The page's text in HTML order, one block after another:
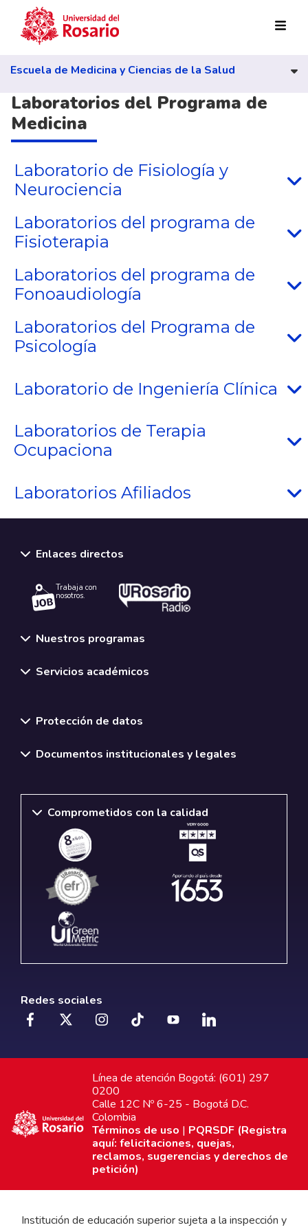
Pasar al contenido principal
Escuela de Medicina y Ciencias de la Salud
Laboratorios del Programa de
Medicina
Laboratorio de Fisiología y
Neurociencia
Laboratorios del programa de
Fisioterapia
Laboratorios del programa de
Fonoaudiología
Laboratorios del Programa de
Psicología
Laboratorio de Ingeniería Clínica
Laboratorios de Terapia
Ocupaciona
Laboratorios Afiliados
Enlaces directos
Trabaja con
nosotros.
Nuestros programas
Servicios académicos
Protección de datos
Documentos institucionales y legales
Comprometidos con la calidad
Redes sociales
Línea de atención Bogotá: (601) 297
0200
Calle 12C Nº 6-25 - Bogotá D.C.
Colombia
Términos de uso | PQRSDF (Registra
aquí: felicitaciones, quejas,
reclamos, sugerencias y derechos de
petición)
Institución de educación superior sujeta a la inspección y